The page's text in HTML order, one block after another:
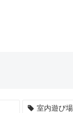
室内遊び場